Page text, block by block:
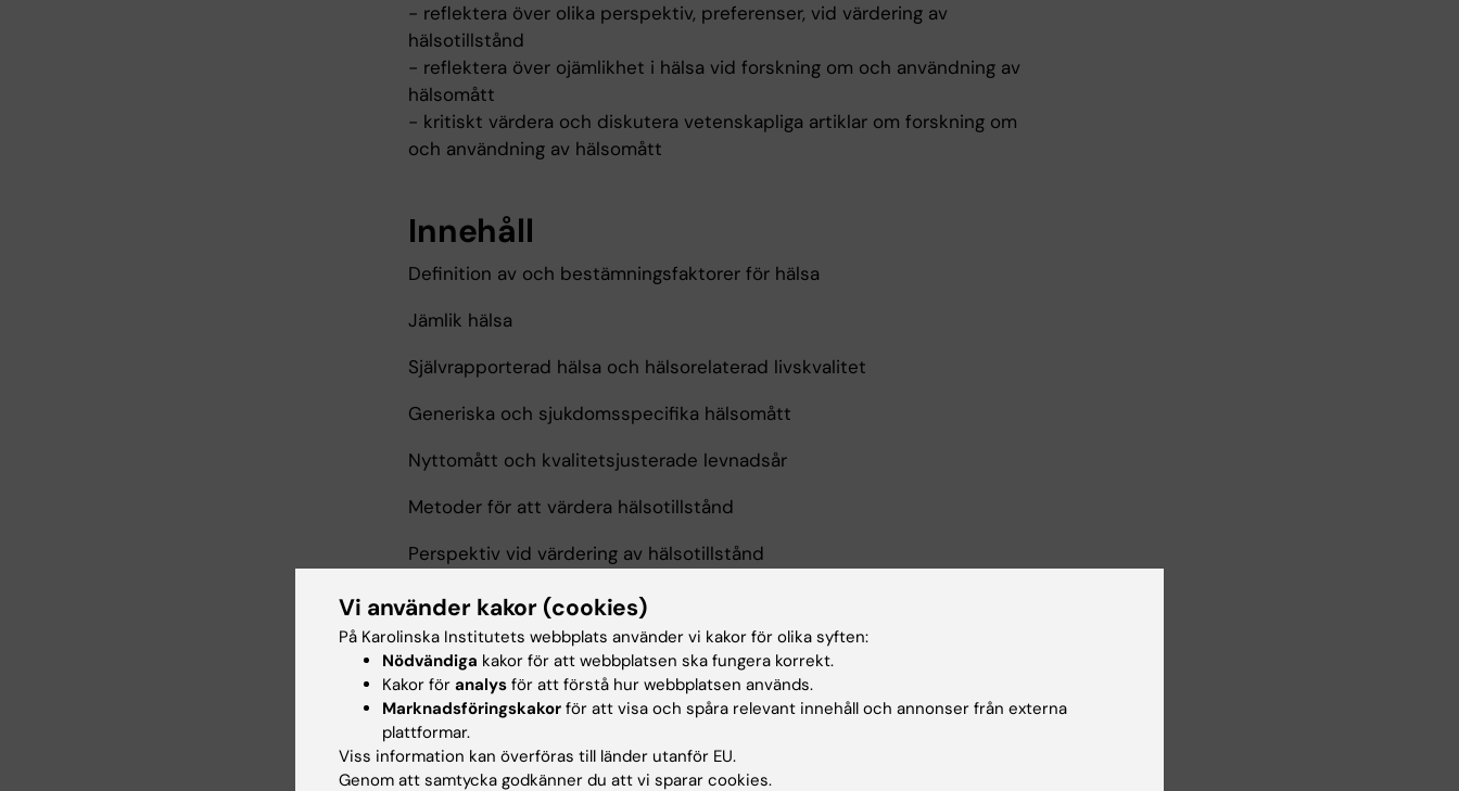
- reflektera över olika perspektiv, preferenser, vid värdering av
hälsotillstånd
- reflektera över ojämlikhet i hälsa vid forskning om och användning av
hälsomått
- kritiskt värdera och diskutera vetenskapliga artiklar om forskning om
och användning av hälsomått
Innehåll
Definition av och bestämningsfaktorer för hälsa
Jämlik hälsa
Självrapporterad hälsa och hälsorelaterad livskvalitet
Generiska och sjukdomsspecifika hälsomått
Nyttomått och kvalitetsjusterade levnadsår
Metoder för att värdera hälsotillstånd
Perspektiv vid värdering av hälsotillstånd
Metoder för datainsamling och analyser av data baserat på hälsomått
Presentation och tillämpning av resultat av analyser av data baserat på
hälsomått
Etiska aspekter på mätning av hälsa
Mätning av hälsa i specifika kontexter och grupper
Vi använder kakor (cookies)
På Karolinska Institutets webbplats använder vi kakor för olika syften:
Nödvändiga kakor för att webbplatsen ska fungera korrekt.
Kakor för analys för att förstå hur webbplatsen används.
Marknadsföringskakor för att visa och spåra relevant innehåll och annonser från externa
plattformar.
Viss information kan överföras till länder utanför EU.
Genom att samtycka godkänner du att vi sparar cookies.